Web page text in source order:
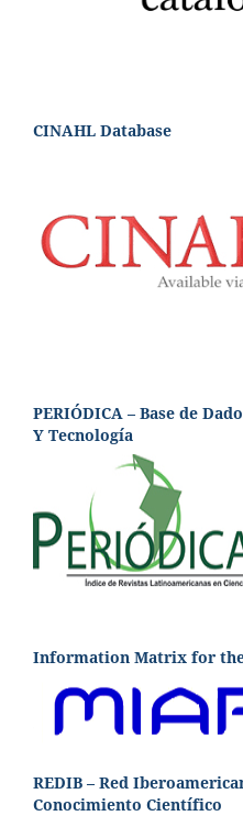
CINAHL Database
PERIÓDICA – Base de
Y Tecnología
Information Matrix for
REDIB – Red
Conocimiento Científico